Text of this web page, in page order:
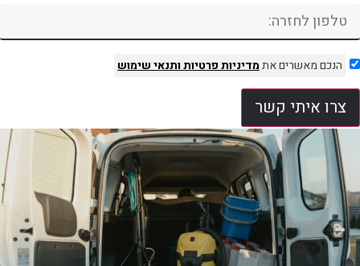
הנכם מאשרים אתמדיניות פרטיותותנאי שימוש
צרו איתי קשר